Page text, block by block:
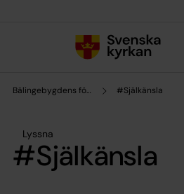
Bälingebygdens församling #Själkänsla
Lyssna
#Själkänsla